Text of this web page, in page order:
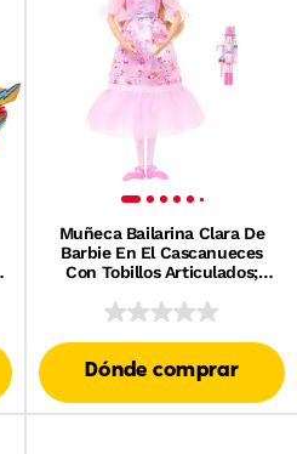
Muñeca Bailarina Clara De
Barbie En El Cascanueces
Con Tobillos Articulados;
Juguete
Dónde comprar